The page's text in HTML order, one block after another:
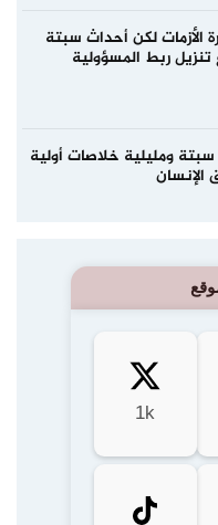
الأزمات لكن أحداث سبتة
تنزيل ربط المسؤولية
ومليلية خلاصات أولية
1k